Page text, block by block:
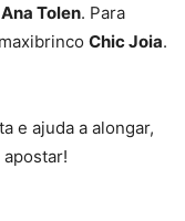
Ana Tolen. Para
Chic Joia.
e ajuda a alongar,